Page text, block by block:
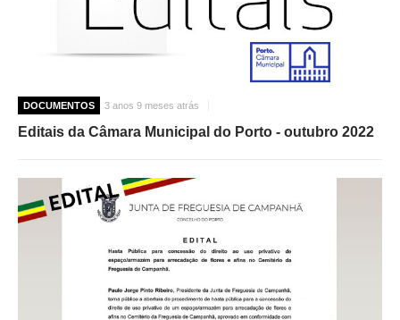
DOCUMENTOS 3 anos 9 meses atrás
Editais da Câmara Municipal do Porto - outubro 2022